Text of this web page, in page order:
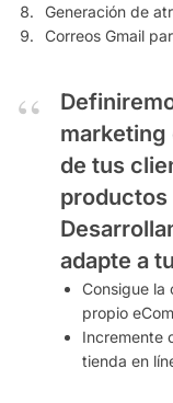
Generación de
Correos Gmail
marketing
de tus
adapte a
Consigue la
propio
Incremente
tienda en